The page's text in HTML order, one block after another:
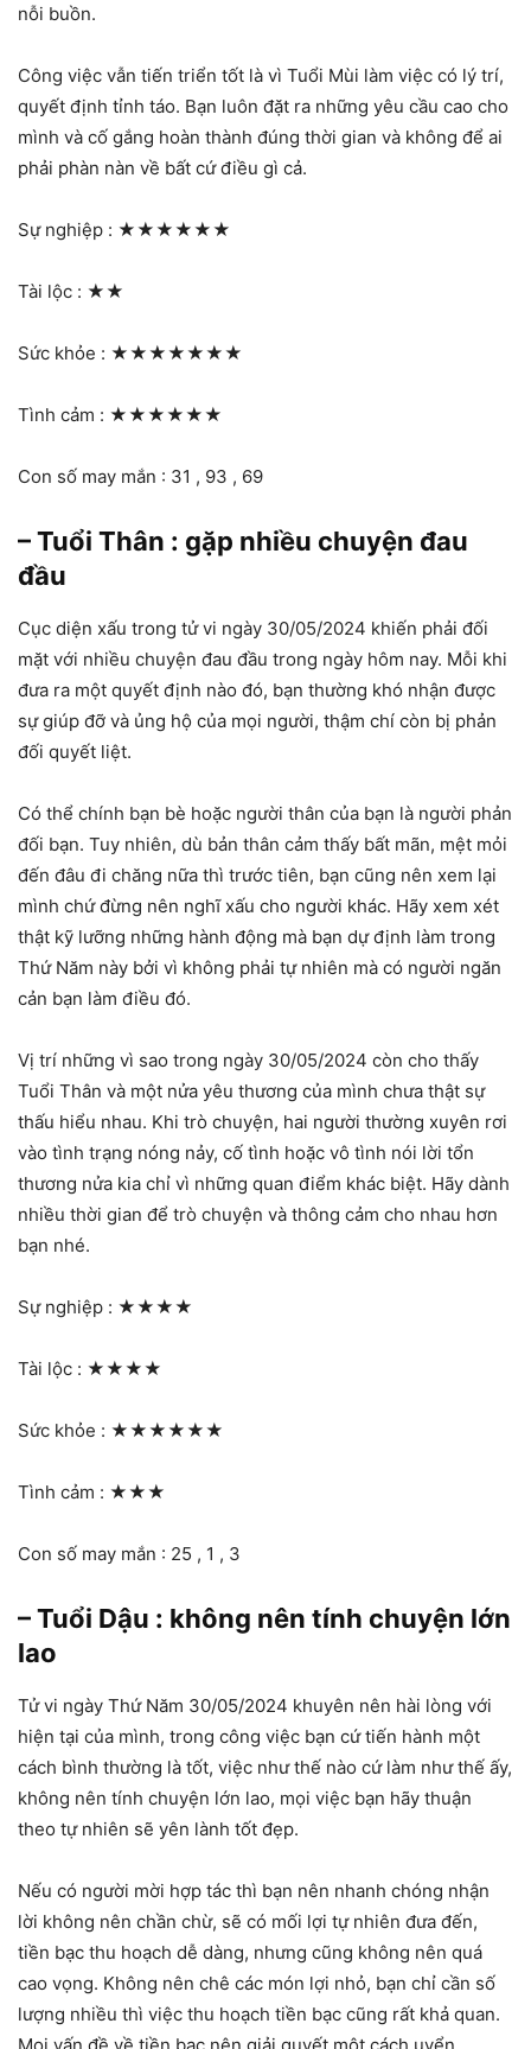
nỗi buồn.
Công việc vẫn tiến triển tốt là vì Tuổi Mùi làm việc có lý trí,
quyết định tỉnh táo. Bạn luôn đặt ra những yêu cầu cao cho
mình và cố gắng hoàn thành đúng thời gian và không để ai
phải phàn nàn về bất cứ điều gì cả.
Sự nghiệp : ★★★★★★
Tài lộc : ★★
Sức khỏe : ★★★★★★★
Tình cảm : ★★★★★★
Con số may mắn : 31 , 93 , 69
– Tuổi Thân : gặp nhiều chuyện đau
đầu
Cục diện xấu trong tử vi ngày 30/05/2024 khiến phải đối
mặt với nhiều chuyện đau đầu trong ngày hôm nay. Mỗi khi
đưa ra một quyết định nào đó, bạn thường khó nhận được
sự giúp đỡ và ủng hộ của mọi người, thậm chí còn bị phản
đối quyết liệt.
Có thể chính bạn bè hoặc người thân của bạn là người phản
đối bạn. Tuy nhiên, dù bản thân cảm thấy bất mãn, mệt mỏi
đến đâu đi chăng nữa thì trước tiên, bạn cũng nên xem lại
mình chứ đừng nên nghĩ xấu cho người khác. Hãy xem xét
thật kỹ lưỡng những hành động mà bạn dự định làm trong
Thứ Năm này bởi vì không phải tự nhiên mà có người ngăn
cản bạn làm điều đó.
Vị trí những vì sao trong ngày 30/05/2024 còn cho thấy
Tuổi Thân và một nửa yêu thương của mình chưa thật sự
thấu hiểu nhau. Khi trò chuyện, hai người thường xuyên rơi
vào tình trạng nóng nảy, cố tình hoặc vô tình nói lời tổn
thương nửa kia chỉ vì những quan điểm khác biệt. Hãy dành
nhiều thời gian để trò chuyện và thông cảm cho nhau hơn
bạn nhé.
Sự nghiệp : ★★★★
Tài lộc : ★★★★
Sức khỏe : ★★★★★★
Tình cảm : ★★★
Con số may mắn : 25 , 1 , 3
– Tuổi Dậu : không nên tính chuyện lớn
lao
Tử vi ngày Thứ Năm 30/05/2024 khuyên nên hài lòng với
hiện tại của mình, trong công việc bạn cứ tiến hành một
cách bình thường là tốt, việc như thế nào cứ làm như thế ấy,
không nên tính chuyện lớn lao, mọi việc bạn hãy thuận
theo tự nhiên sẽ yên lành tốt đẹp.
Nếu có người mời hợp tác thì bạn nên nhanh chóng nhận
lời không nên chần chừ, sẽ có mối lợi tự nhiên đưa đến,
tiền bạc thu hoạch dễ dàng, nhưng cũng không nên quá
cao vọng. Không nên chê các món lợi nhỏ, bạn chỉ cần số
lượng nhiều thì việc thu hoạch tiền bạc cũng rất khả quan.
Mọi vấn đề về tiền bạc nên giải quyết một cách uyển